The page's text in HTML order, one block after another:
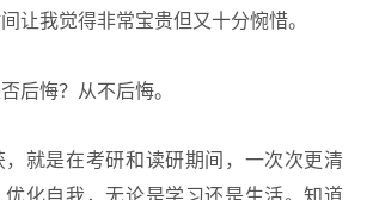
让我觉得非常宝贵但又十分惋惜。
后悔？从不后悔。
就是在考研和读研期间，一次次更清